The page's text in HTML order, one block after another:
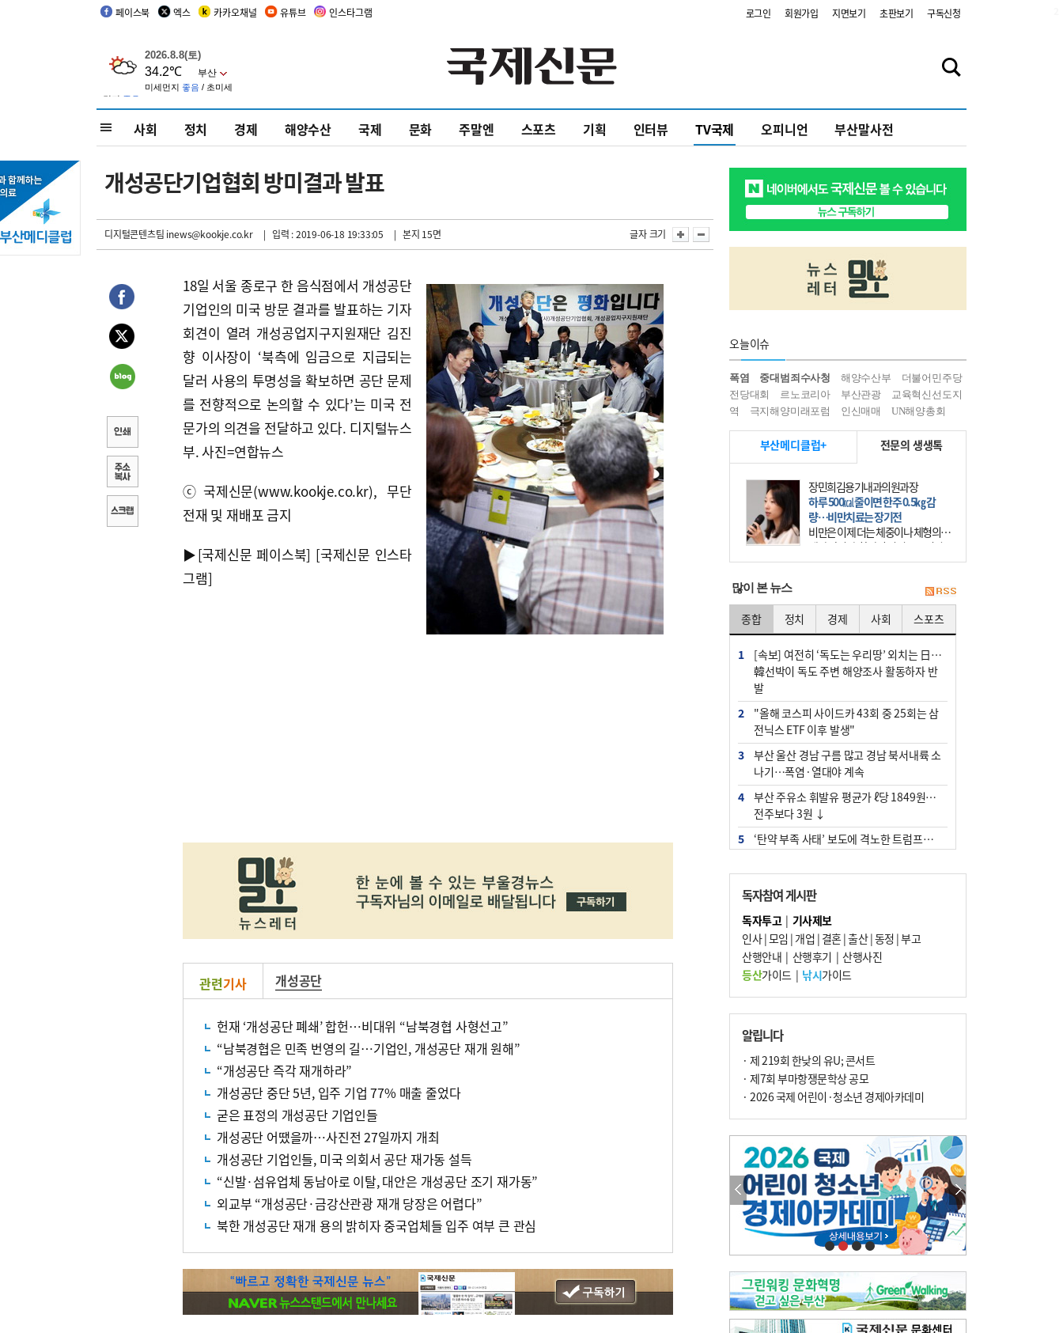
페이스북 엑스 카카오채널 유튜브 인스타그램 로그인 회원가입 지면보기 초판보기 구독신청
사회 정치 경제 해양수산 국제 문화 주말엔 스포츠 기획 인터뷰 TV국제 오피니언 부산말사전
개성공단기업협회 방미결과 발표
디지털콘텐츠팀 inews@kookje.co.kr | 입력 : 2019-06-18 19:33:05 | 본지 15면 글자 크기
18일 서울 종로구 한 음식점에서 개성공단
기업인의 미국 방문 결과를 발표하는 기자
회견이 열려 개성공업지구지원재단 김진
향 이사장이 ‘북측에 임금으로 지급되는
달러 사용의 투명성을 확보하면 공단 문제
를 전향적으로 논의할 수 있다’는 미국 전
문가의 의견을 전달하고 있다. 디지털뉴스
부. 사진=연합뉴스
ⓒ국제신문(www.kookje.co.kr), 무단
전재 및 재배포 금지
▶[국제신문 페이스북] [국제신문 인스타
그램]
관련기사 개성공단
헌재 ‘개성공단 폐쇄’ 합헌…비대위 “남북경협 사형선고”
“남북경협은 민족 번영의 길…기업인, 개성공단 재개 원해”
“개성공단 즉각 재개하라”
개성공단 중단 5년, 입주 기업 77% 매출 줄었다
굳은 표정의 개성공단 기업인들
개성공단 어땠을까…사진전 27일까지 개최
개성공단 기업인들, 미국 의회서 공단 재가동 설득
“신발·섬유업체 동남아로 이탈, 대안은 개성공단 조기 재가동”
외교부 “개성공단·금강산관광 재개 당장은 어렵다”
북한 개성공단 재개 용의 밝히자 중국업체들 입주 여부 큰 관심
오늘이슈
폭염 중대범죄수사청 해양수산부
더불어민주당
전당대회
르노코리아 부산관광
교육혁신선도지
역
극지해양미래포럼 인신매매 UN해양총회
부산메디클럽+ 전문의 생생톡
장민희김용기내과의원과장
하루 500㎉ 줄이면 한주 0.5㎏ 감
량…비만치료는 장기전
비만은 이제 더는 체중이나 체형의 문
제가 아니다. 하나의 질병으로 인지
하고 치료와 관리를 해야 한다. 세계
많이 본 뉴스
종합 정치 경제 사회 스포츠
1
[속보] 여전히 ‘독도는 우리땅’ 외치는 日…
韓선박이 독도 주변 해양조사 활동하자 반
발
2
"올해 코스피 사이드카 43회 중 25회는 삼
전닉스 ETF 이후 발생"
3
부산 울산 경남 구름 많고 경남 북서내륙 소
나기…폭염·열대야 계속
4
부산 주유소 휘발유 평균가 ℓ당 1849원…
전주보다 3원 ↓
5
‘탄약 부족 사태’ 보도에 격노한 트럼프…
물선 적발
7
[2026 부산청소년극지체험탐험대 현장르
포] 2회 : 하늘에서 만난 얼음의 나라
8
입추 지났지만 푹푹 찐다…온열질환자 10
년 만에 3배
사망
독자참여 게시판
독자투고| 기사제보
인사|모임 | 개업 | 결혼|출산|동정 |부고
산행안내 | 산행후기 | 산행사진
등산가이드| 낚시가이드
알립니다
· 제 219회 한낮의 유U; 콘서트
· 제7회 부마항쟁문학상 공모
· 2026 국제 어린이·청소년 경제아카데미